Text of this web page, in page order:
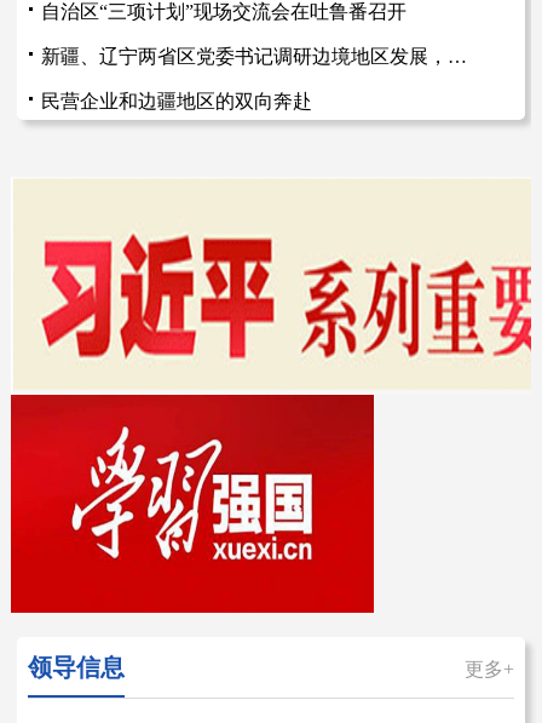
自治区“三项计划”现场交流会在吐鲁番召开
新疆、辽宁两省区党委书记调研边境地区发展，推进兴边富民行动走深走实
民营企业和边疆地区的双向奔赴
领导信息 更多+